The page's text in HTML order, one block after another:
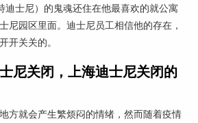
士尼）的鬼魂还住在他最喜欢的就公寓
尼园区里面。迪士尼员工相信他的存在，
开关关的。
尼关闭，上海迪士尼关闭的
方就会产生繁烦闷的情绪，然而随着疫情